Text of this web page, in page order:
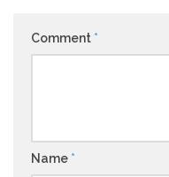
Comment *
Name *